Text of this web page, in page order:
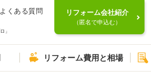
よくある質問
」
リフォーム会社紹介
（匿名で申込む）
リフォーム費用と相場